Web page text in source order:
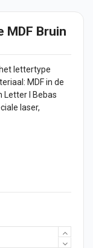
MDF Bruin
het lettertype
MDF in de
Letter I Bebas
laser,